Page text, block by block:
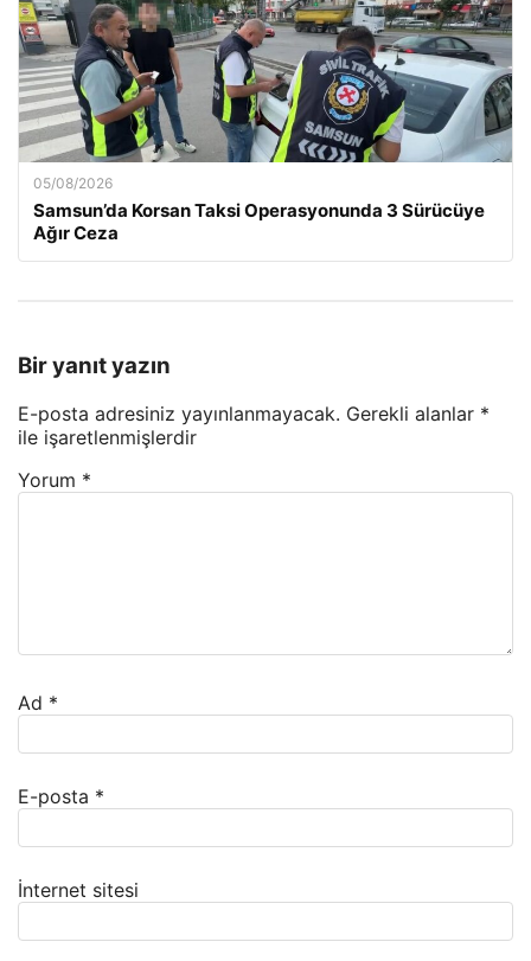
05/08/2026
Samsun’da Korsan Taksi Operasyonunda 3 Sürücüye
Ağır Ceza
Bir yanıt yazın
E-posta adresiniz yayınlanmayacak. Gerekli alanlar *
ile işaretlenmişlerdir
Yorum *
Ad *
E-posta *
İnternet sitesi